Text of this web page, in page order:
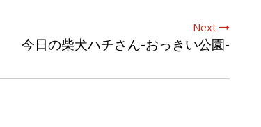
Next
今日の柴犬ハチさん-おっきい公園-